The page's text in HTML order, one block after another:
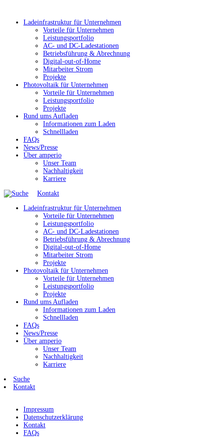
Ladeinfrastruktur für Unternehmen
Vorteile für Unternehmen
Leistungsportfolio
AC- und DC-Ladestationen
Betriebsführung & Abrechnung
Digital-out-of-Home
Mitarbeiter Strom
Projekte
Photovoltaik für Unternehmen
Vorteile für Unternehmen
Leistungsportfolio
Projekte
Rund ums Aufladen
Informationen zum Laden
Schnellladen
FAQs
News/Presse
Über amperio
Unser Team
Nachhaltigkeit
Karriere
Kontakt
Ladeinfrastruktur für Unternehmen
Vorteile für Unternehmen
Leistungsportfolio
AC- und DC-Ladestationen
Betriebsführung & Abrechnung
Digital-out-of-Home
Mitarbeiter Strom
Projekte
Photovoltaik für Unternehmen
Vorteile für Unternehmen
Leistungsportfolio
Projekte
Rund ums Aufladen
Informationen zum Laden
Schnellladen
FAQs
News/Presse
Über amperio
Unser Team
Nachhaltigkeit
Karriere
Suche
Kontakt
Impressum
Datenschutzerklärung
Kontakt
FAQs